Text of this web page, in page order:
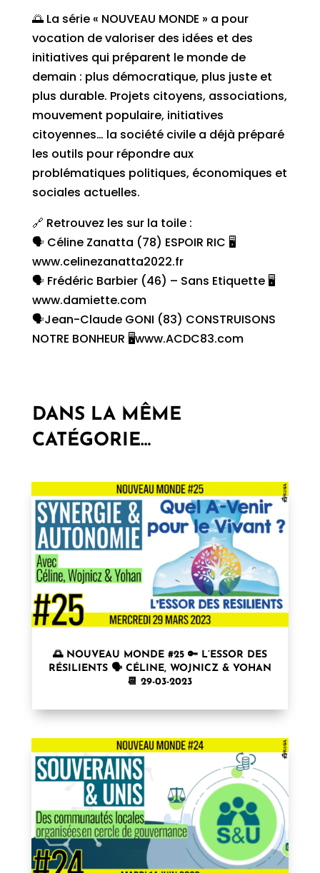
🌅 La série « NOUVEAU MONDE » a pour
vocation de valoriser des idées et des
initiatives qui préparent le monde de
demain : plus démocratique, plus juste et
plus durable. Projets citoyens, associations,
mouvement populaire, initiatives
citoyennes… la société civile a déjà préparé
les outils pour répondre aux
problématiques politiques, économiques et
sociales actuelles.
🔗 Retrouvez les sur la toile :
🗣 Céline Zanatta (78) ESPOIR RIC 🖥
www.celinezanatta2022.fr
🗣 Frédéric Barbier (46) – Sans Etiquette 🖥
www.damiette.com
🗣Jean-Claude GONI (83) CONSTRUISONS
NOTRE BONHEUR 🖥www.ACDC83.com
DANS LA MÊME
CATÉGORIE…
🌅 NOUVEAU MONDE #25 🔑 L’ESSOR DES
RÉSILIENTS 🗣 CÉLINE, WOJNICZ & YOHAN
📆 29-03-2023